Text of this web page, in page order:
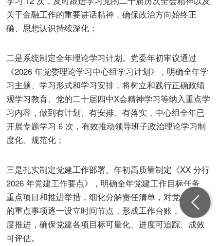
关于金融工作的重要讲话精神，确保政治方向始终正
确、思想认识持续深化；
二是系统制定全年理论学习计划。党委年初审议通过
《2026 年党委理论学习中心组学习计划》，明确全年学
习主题、学习形式和学习安排，将树立和践行正确政绩
观学习教育、党的二十届四中X会精神学习等纳入重点学
习内容，做到有计划、有安排、有落实，中心组全年已
开展专题学习 6 次，有效推动领导班子政治理论学习制
度化、规范化；
三是扎实制定党建工作部署。年初高质量制定《XX 分行
2026 年党建工作要点》，明确全年党建工作目标任务、
重点项目和推进举措，细化分解责任清单，对党建工作
的重点事项逐一设立时间节点，形成工作台账，定期调
度推进，确保党建各项目标可量化、进度可追踪、成效
可评估。